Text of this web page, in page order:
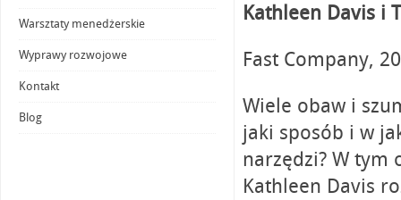
Warsztaty menedżerskie
Wyprawy rozwojowe
Kontakt
Blog
Kathleen Davis i
Fast Company,
Wiele obaw i
jaki sposób i w
narzędzi? W tym
Kathleen Davis